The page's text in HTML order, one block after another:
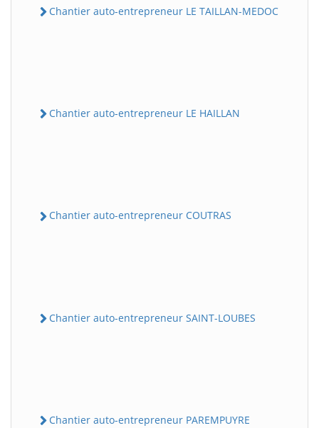
Chantier auto-entrepreneur LE TAILLAN-MEDOC
Chantier auto-entrepreneur LE HAILLAN
Chantier auto-entrepreneur COUTRAS
Chantier auto-entrepreneur SAINT-LOUBES
Chantier auto-entrepreneur PAREMPUYRE